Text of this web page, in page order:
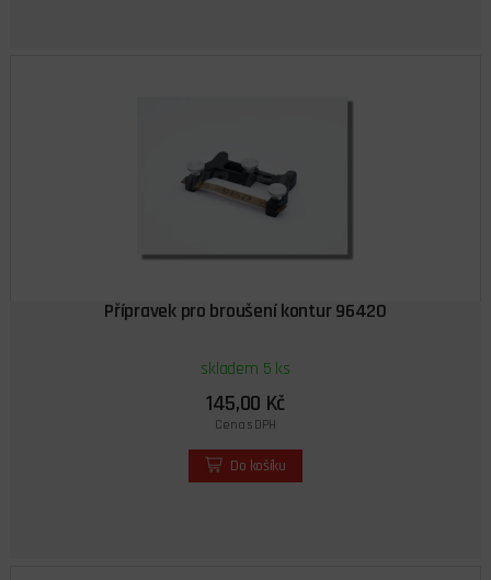
Přípravek pro broušení kontur 96420
skladem 5 ks
145,00 Kč
Cena s DPH
Do košíku